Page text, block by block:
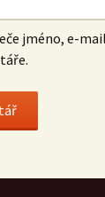
jméno, e-